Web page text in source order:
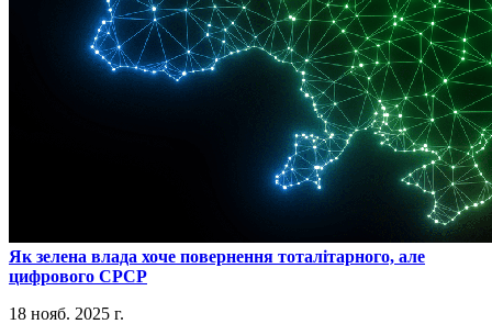
​Як зелена влада хоче повернення тоталітарного, але
цифрового СРСР
18 нояб. 2025 г.